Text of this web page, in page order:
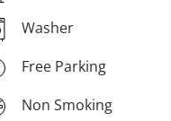
Washer
Free Parking
Non Smoking